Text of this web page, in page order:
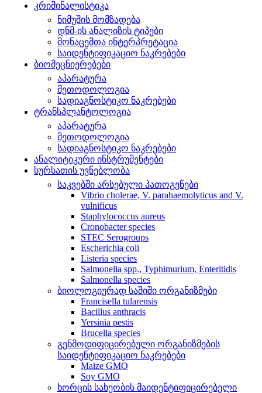
კრიმინალისტიკა
ნიმუშის მომზადება
დნმ-ის ანალიზის ტიპები
მონაცემთა ინტერპრეტაცია
საიდენტიფიკაციო ნაკრებები
ბიომეცნიერებები
აპარატურა
მეთოდოლოგია
სადიაგნოსტიკო ნაკრებები
ტრანსპლანტოლოგია
აპარატურა
მეთოდოლოგია
სადიაგნოსტიკო ნაკრებები
ანალიტიკური ინსტრუმენტები
სურსათის უვნებლობა
საკვებში არსებული პათოგენები
Vibrio cholerae, V. parahaemolyticus and V.
vulnificus
Staphylococcus aureus
Cronobacter species
STEC Serogroups
Escherichia coli
Listeria species
Salmonella spp., Typhimurium, Enteritidis
Salmonella species
ბიოლოგიურად საშიში ორგანიზმები
Francisella tularensis
Bacillus anthracis
Yersinia pestis
Brucella species
გენმოდიფიცირებული ორგანიზმების
საიდენტიფიკაციო ნაკრებები
Maize GMO
Soy GMO
ხორცის სახეობის მაიდენტიფიცირებელი